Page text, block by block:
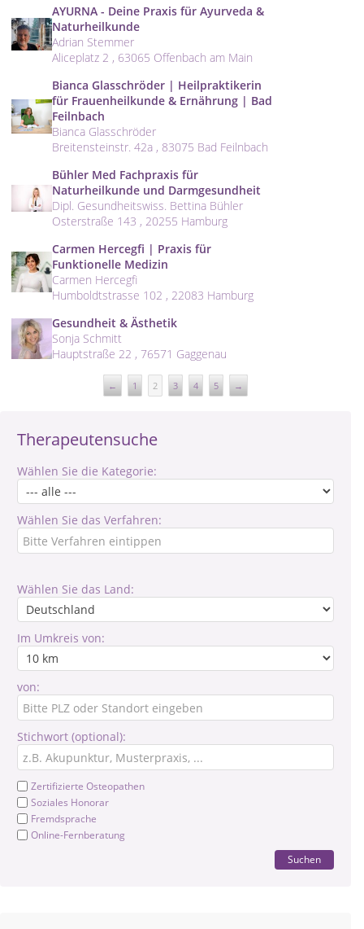
Therapeutensuche
Wählen Sie die Kategorie:
Wählen Sie das Verfahren:
Wählen Sie das Land:
Im Umkreis von:
von:
Stichwort (optional):
Zertifizierte Osteopathen
Soziales Honorar
Fremdsprache
Online-Fernberatung
Suchen
AYURNA - Deine Praxis für Ayurveda &
Naturheilkunde
Adrian Stemmer
Aliceplatz 2 , 63065 Offenbach am Main
Bianca Glasschröder | Heilpraktikerin
für Frauenheilkunde & Ernährung | Bad
Feilnbach
Bianca Glasschröder
Breitensteinstr. 42a , 83075 Bad Feilnbach
Bühler Med Fachpraxis für
Naturheilkunde und Darmgesundheit
Dipl. Gesundheitswiss. Bettina Bühler
Osterstraße 143 , 20255 Hamburg
Carmen Hercegfi | Praxis für
Funktionelle Medizin
Carmen Hercegfi
Humboldtstrasse 102 , 22083 Hamburg
Gesundheit & Ästhetik
Sonja Schmitt
Hauptstraße 22 , 76571 Gaggenau
← 1 2 3 4 5 →